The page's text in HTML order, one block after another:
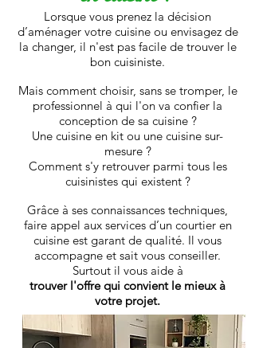
Lorsque vous prenez la décision
d’aménager votre cuisine ou envisagez de
la changer, il n'est pas facile de trouver le
bon cuisiniste.
Mais comment choisir, sans se tromper, le
professionnel à qui l'on va confier la
conception de sa cuisine ?
Une cuisine en kit ou une cuisine sur-
mesure ?
Comment s'y retrouver parmi tous les
cuisinistes qui existent ?
Grâce à ses connaissances techniques,
faire appel aux services d’un courtier en
cuisine est garant de qualité. Il vous
accompagne et sait vous conseiller.
Surtout il vous aide à
trouver l'offre qui convient le mieux à
votre projet.